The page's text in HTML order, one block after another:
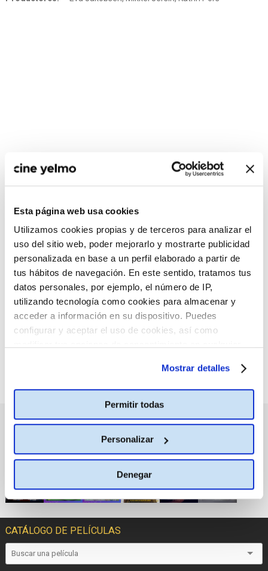
Esta página web usa cookies
Utilizamos cookies propias y de terceros para analizar el
uso del sitio web, poder mejorarlo y mostrarte publicidad
personalizada en base a un perfil elaborado a partir de
tus hábitos de navegación. En este sentido, tratamos tus
datos personales, por ejemplo, el número de IP,
utilizando tecnología como cookies para almacenar y
acceder a información en su dispositivo. Puedes
configurar y aceptar el uso de cookies, así como
Mostrar detalles
Permitir todas
Personalizar
Denegar
:(
No hay películas con el
criterio de búsqueda
seleccionado.
PRÓXIMOS ESTRENOS
CATÁLOGO DE PELÍCULAS